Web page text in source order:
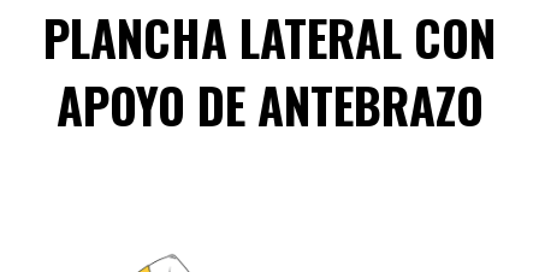
PLANCHA LATERAL CON
APOYO DE ANTEBRAZO